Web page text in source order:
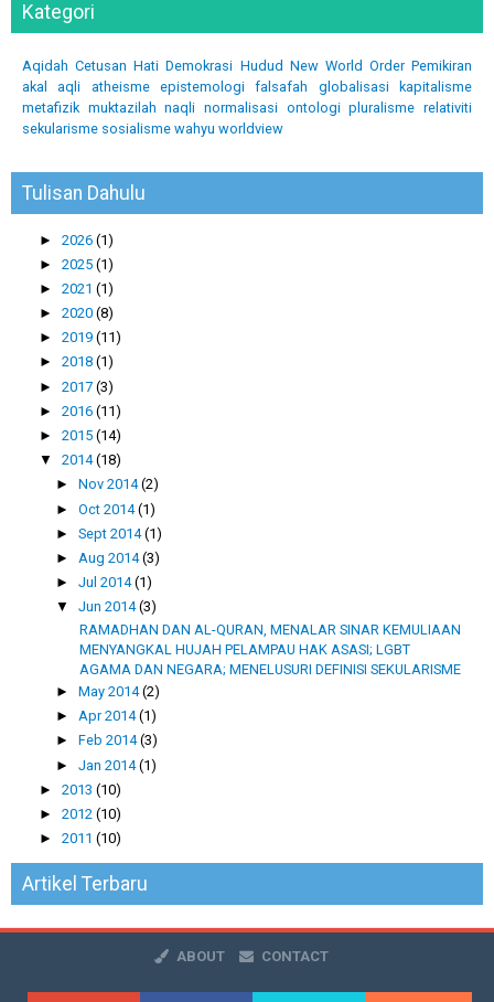
Kategori
Aqidah Cetusan Hati Demokrasi Hudud New World Order Pemikiran
akal
aqli atheisme epistemologi falsafah globalisasi
kapitalisme
metafizik muktazilah naqli normalisasi ontologi pluralisme relativiti
sekularisme sosialisme wahyu worldview
Tulisan Dahulu
► 2026 (1)
► 2025 (1)
► 2021 (1)
► 2020 (8)
► 2019 (11)
► 2018 (1)
► 2017 (3)
► 2016 (11)
► 2015 (14)
▼ 2014(18)
►Nov 2014(2)
►Oct 2014(1)
►Sept 2014(1)
► Aug 2014(3)
►Jul 2014(1)
▼Jun 2014(3)
RAMADHAN DAN AL-QURAN, MENALAR SINAR KEMULIAAN
MENYANGKAL HUJAH PELAMPAU HAK ASASI; LGBT
AGAMA DAN NEGARA; MENELUSURI DEFINISI SEKULARISME
►May 2014(2)
►Apr 2014(1)
►Feb 2014(3)
►Jan 2014(1)
► 2013 (10)
► 2012 (10)
► 2011 (10)
Artikel Terbaru
ABOUT CONTACT